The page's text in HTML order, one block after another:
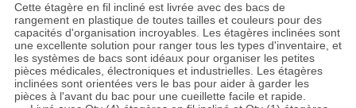
Cette étagère en fil incliné est livrée avec des bacs de
rangement en plastique de toutes tailles et couleurs pour des
capacités d'organisation incroyables. Les étagères inclinées sont
une excellente solution pour ranger tous les types d'inventaire, et
les systèmes de bacs sont idéaux pour organiser les petites
pièces médicales, électroniques et industrielles. Les étagères
inclinées sont orientées vers le bas pour aider à garder les
pièces à l'avant du bac pour une cueillette facile et rapide.